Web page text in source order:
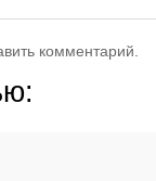
комментарий.